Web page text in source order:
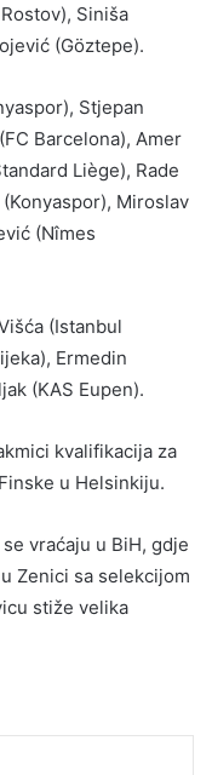
Siniša
(Göztepe).
Stjepan
Barcelona), Amer
Liège), Rade
Miroslav
(Nîmes
(Istanbul
Ermedin
(KAS Eupen).
kvalifikacija za
u Helsinkiju.
vraćaju u BiH, gdje
Zenici sa selekcijom
stiže velika